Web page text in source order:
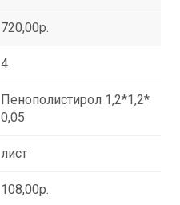
720,00р.
4
Пенополистирол 1,2*1,2*
0,05
лист
108,00р.